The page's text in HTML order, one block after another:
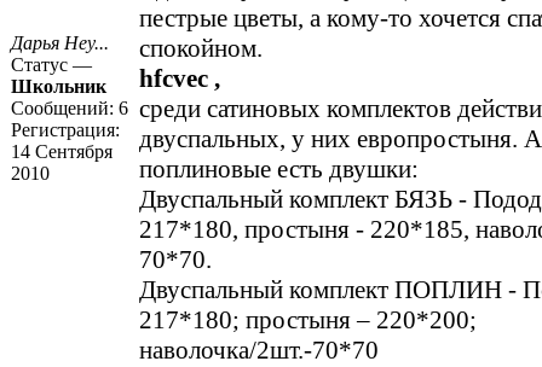
Дарья Неу...
Статус —
Школьник
Сообщений: 6
Регистрация:
14 Сентября
2010
пестрые цветы, а кому-то хочется
спокойном.
hfcvec ,
среди сатиновых комплектов
двуспальных, у них европростыня.
поплиновые есть двушки:
Двуспальный комплект БЯЗЬ -
217*180, простыня - 220*185,
70*70.
Двуспальный комплект ПОПЛИН -
217*180; простыня – 220*200;
наволочка/2шт.-70*70